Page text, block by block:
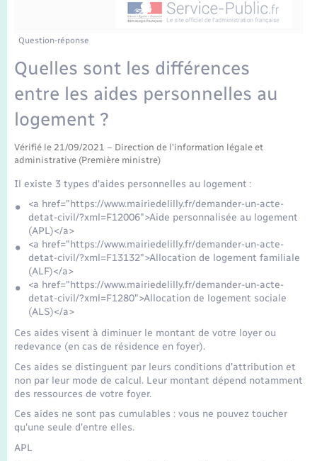
Mariage – PACS
Parrainage civil
Recensement
Question-réponse
Quelles sont les différences
entre les aides personnelles au
logement ?
Vérifié le 21/09/2021 – Direction de l'information légale et
administrative (Première ministre)
Il existe 3 types d'aides personnelles au logement :
<a href="https://www.mairiedelilly.fr/demander-un-acte-
detat-civil/?xml=F12006">Aide personnalisée au logement
(APL)</a>
<a href="https://www.mairiedelilly.fr/demander-un-acte-
detat-civil/?xml=F13132">Allocation de logement familiale
(ALF)</a>
<a href="https://www.mairiedelilly.fr/demander-un-acte-
detat-civil/?xml=F1280">Allocation de logement sociale
(ALS)</a>
Ces aides visent à diminuer le montant de votre loyer ou
redevance (en cas de résidence en foyer).
Ces aides se distinguent par leurs conditions d'attribution et
non par leur mode de calcul. Leur montant dépend notamment
des ressources de votre foyer.
Ces aides ne sont pas cumulables : vous ne pouvez toucher
qu'une seule d'entre elles.
APL